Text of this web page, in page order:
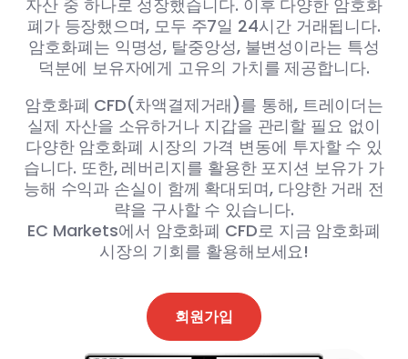
자산 중 하나로 성장했습니다. 이후 다양한 암호화
폐가 등장했으며, 모두 주7일 24시간 거래됩니다.
암호화폐는 익명성, 탈중앙성, 불변성이라는 특성
덕분에 보유자에게 고유의 가치를 제공합니다.
암호화폐 CFD(차액결제거래)를 통해, 트레이더는
실제 자산을 소유하거나 지갑을 관리할 필요 없이
다양한 암호화폐 시장의 가격 변동에 투자할 수 있
습니다. 또한, 레버리지를 활용한 포지션 보유가 가
능해 수익과 손실이 함께 확대되며, 다양한 거래 전
략을 구사할 수 있습니다.
EC Markets에서 암호화폐 CFD로 지금 암호화폐
시장의 기회를 활용해보세요!
회원가입